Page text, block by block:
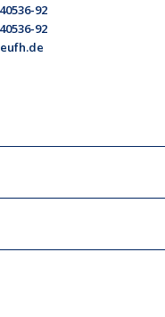
92
92